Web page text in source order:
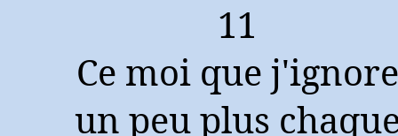
11
Ce moi que j'ignore
un peu plus